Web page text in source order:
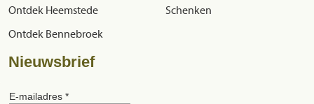
Ontdek Heemstede
Ontdek Bennebroek
Schenken
Nieuwsbrief